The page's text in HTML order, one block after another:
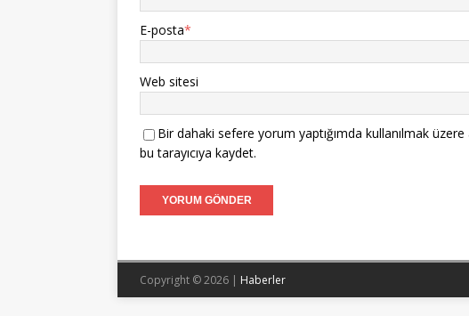
E-posta*
Web sitesi
Bir dahaki sefere yorum yaptığımda kullanılmak
bu tarayıcıya kaydet.
Copyright © 2026 | Haberler